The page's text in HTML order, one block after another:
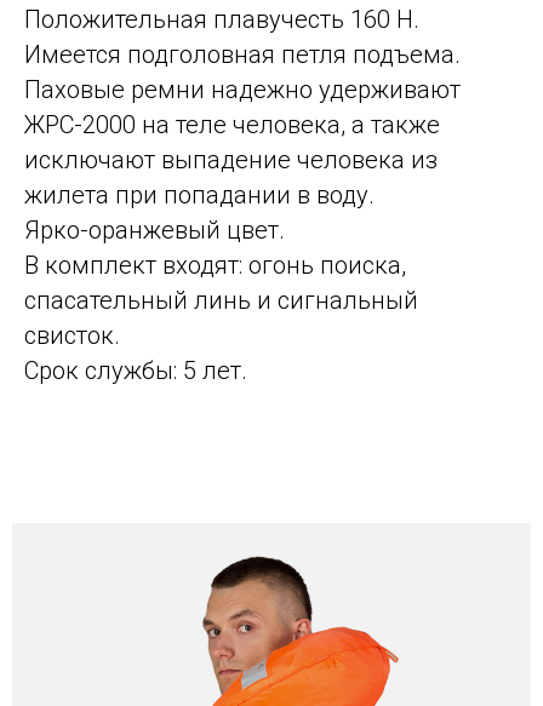
Положительная плавучесть 160 Н.
Имеется подголовная петля подъема.
Паховые ремни надежно удерживают
ЖРС-2000 на теле человека, а также
исключают выпадение человека из
жилета при попадании в воду.
Ярко-оранжевый цвет.
В комплект входят: огонь поиска,
спасательный линь и сигнальный
свисток.
Срок службы: 5 лет.